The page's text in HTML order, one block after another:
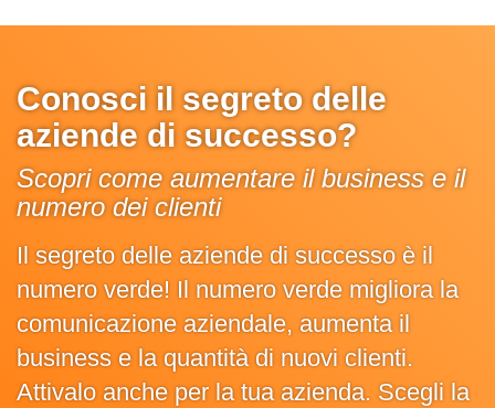
Conosci il segreto delle
aziende di successo?
Scopri come aumentare il business e il
numero dei clienti
Il segreto delle aziende di successo è il
numero verde! Il numero verde migliora la
comunicazione aziendale, aumenta il
business e la quantità di nuovi clienti.
Attivalo anche per la tua azienda. Scegli la